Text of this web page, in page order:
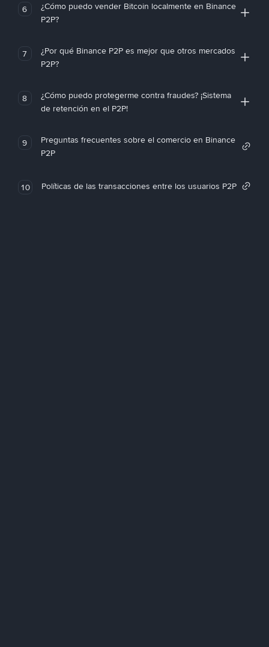
6
¿Cómo puedo vender Bitcoin localmente en Binance
P2P?
7
¿Por qué Binance P2P es mejor que otros mercados
P2P?
8
¿Cómo puedo protegerme contra fraudes? ¡Sistema
de retención en el P2P!
9
Preguntas frecuentes sobre el comercio en Binance
P2P
10 Políticas de las transacciones entre los usuarios P2P